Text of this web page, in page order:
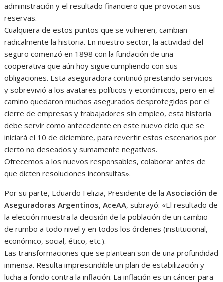
administración y el resultado financiero que provocan sus
reservas.
Cualquiera de estos puntos que se vulneren, cambian
radicalmente la historia. En nuestro sector, la actividad del
seguro comenzó en 1898 con la fundación de una
cooperativa que aún hoy sigue cumpliendo con sus
obligaciones. Esta aseguradora continuó prestando servicios
y sobrevivió a los avatares políticos y económicos, pero en el
camino quedaron muchos asegurados desprotegidos por el
cierre de empresas y trabajadores sin empleo, esta historia
debe servir como antecedente en este nuevo ciclo que se
iniciará el 10 de diciembre, para revertir estos escenarios por
cierto no deseados y sumamente negativos.
Ofrecemos a los nuevos responsables, colaborar antes de
que dicten resoluciones inconsultas».
Por su parte, Eduardo Felizia, Presidente de laAsociación de
Aseguradoras Argentinos, AdeAA, subrayó: «El resultado de
la elección muestra la decisión de la población de un cambio
de rumbo a todo nivel y en todos los órdenes (institucional,
económico, social, ético, etc.).
Las transformaciones que se plantean son de una profundidad
inmensa. Resulta imprescindible un plan de estabilización y
lucha a fondo contra la inflación. La inflación es un cáncer para